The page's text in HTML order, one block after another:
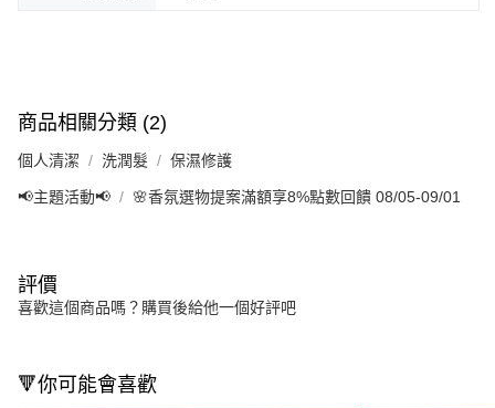
商品相關分類 (2)
個人清潔 洗潤髮 保濕修護
📢主題活動📢 🌸香氛選物提案滿額享8%點數回饋 08/05-09/01
評價
喜歡這個商品嗎？購買後給他一個好評吧
🔻你可能會喜歡